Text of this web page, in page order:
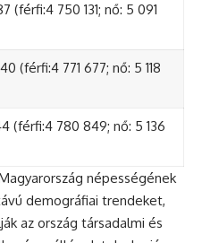
(férfi:4 750 131; nő: 5 091
(férfi:4 771 677; nő: 5 118
(férfi:4 780 849; nő: 5 136
népességének
demográfiai trendeket,
az ország társadalmi és